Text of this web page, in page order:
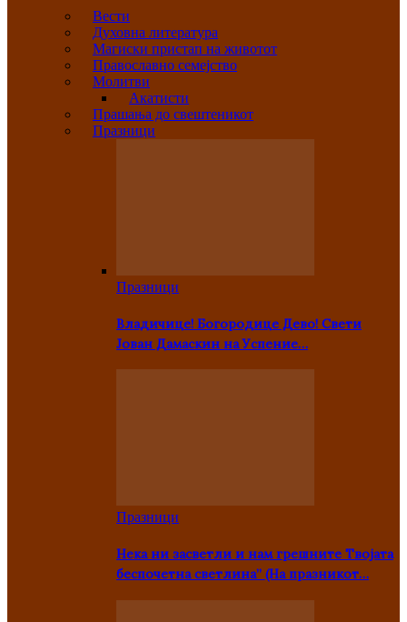
Вести
Духовна литература
Магиски пристап на животот
Православно семејство
Молитви
Акатисти
Прашања до свештеникот
Празници
Празници
Владичице! Богородице Дево! Свети
Јован Дамаскин на Успение…
Празници
Нека ни засветли и нам грешните Твојата
беспочетна светлина” (На празникот…